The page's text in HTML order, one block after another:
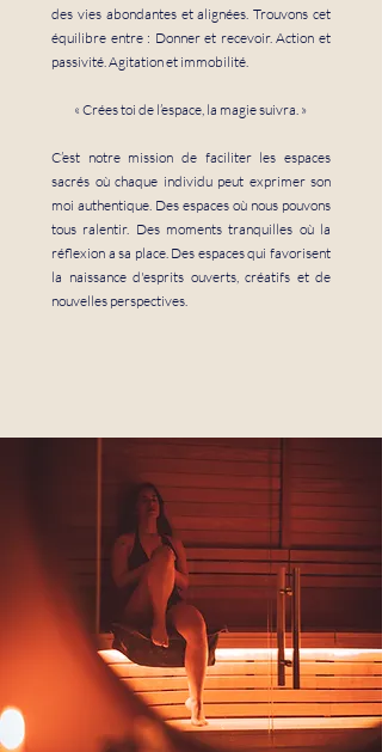
des vies abondantes et alignées. Trouvons cet
équilibre entre : Donner et recevoir. Action et
passivité. Agitation et immobilité.
« Crées toi de l’espace, la magie suivra. »
C’est notre mission de faciliter les espaces
sacrés où chaque individu peut exprimer son
moi authentique. Des espaces où nous pouvons
tous ralentir. Des moments tranquilles où la
réflexion a sa place. Des espaces qui favorisent
la naissance d'esprits ouverts, créatifs et de
nouvelles perspectives.